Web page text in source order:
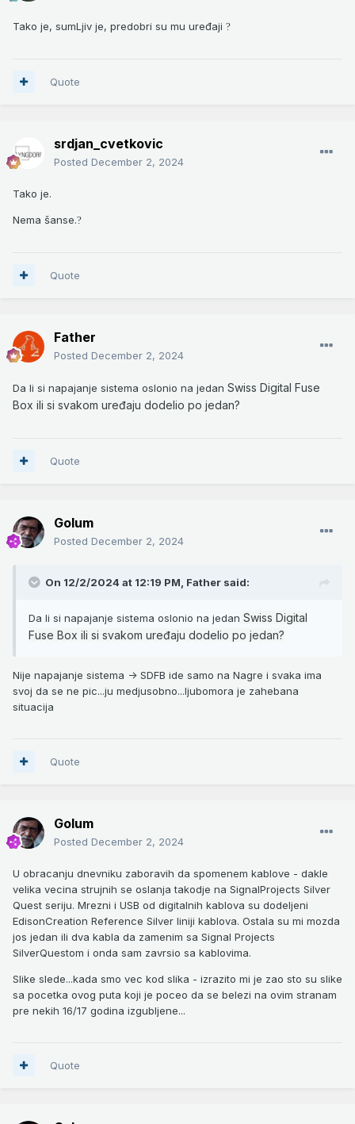
Tako je, sumLjiv je, predobri su mu uređaji ?
Quote
srdjan_cvetkovic
Posted December 2, 2024
Tako je.
Nema šanse.?
Quote
Father
Posted December 2, 2024
Da li si napajanje sistema oslonio na jedan Swiss Digital Fuse
Box ili si svakom uređaju dodelio po jedan?
Quote
Golum
Posted December 2, 2024
On 12/2/2024 at 12:19 PM, Father said:
Da li si napajanje sistema oslonio na jedan Swiss Digital
Fuse Box ili si svakom uređaju dodelio po jedan?
Nije napajanje sistema -> SDFB ide samo na Nagre i svaka ima
svoj da se ne pic...ju medjusobno...ljubomora je zahebana
situacija
Quote
Golum
Posted December 2, 2024
U obracanju dnevniku zaboravih da spomenem kablove - dakle
velika vecina strujnih se oslanja takodje na SignalProjects Silver
Quest seriju. Mrezni i USB od digitalnih kablova su dodeljeni
EdisonCreation Reference Silver liniji kablova. Ostala su mi mozda
jos jedan ili dva kabla da zamenim sa Signal Projects
SilverQuestom i onda sam zavrsio sa kablovima.
Slike slede...kada smo vec kod slika - izrazito mi je zao sto su slike
sa pocetka ovog puta koji je poceo da se belezi na ovim stranam
pre nekih 16/17 godina izgubljene...
Quote